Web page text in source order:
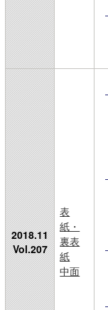
2018.11
Vol.207
表
紙・
裏表
紙
中面